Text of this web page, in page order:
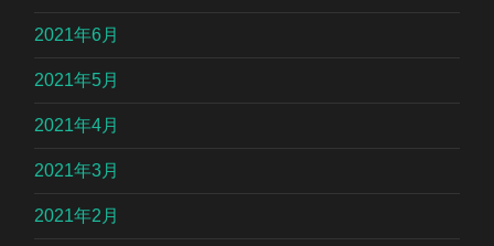
2021年6月
2021年5月
2021年4月
2021年3月
2021年2月